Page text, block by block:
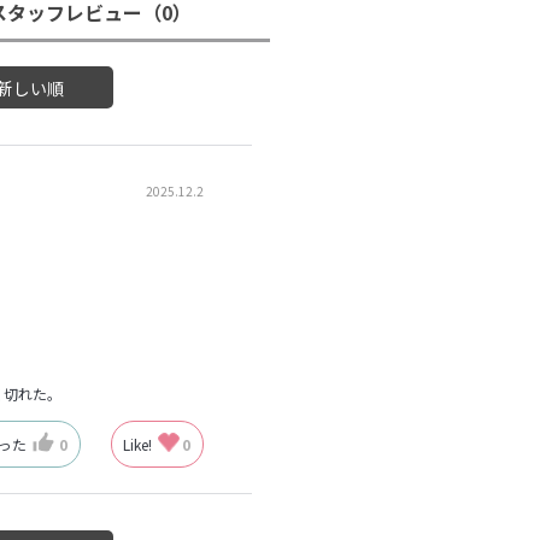
タッフレビュー （0）
しい順
2025.12.2
れた。
た 0 Like! 0